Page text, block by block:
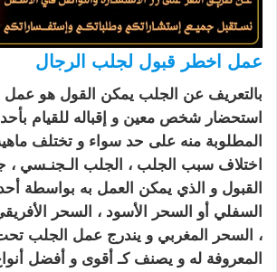
عمل اخطر قبول لجلب الرجال
بالتعريف عن الجلب يمكن القول هو عمل
استحضار شخص معين و إقباله للقيام بأحد
المطلوبة منه على حد سواء و تختلف
اختلاف سبب الجلب ، الجلب الـجنـسي ،
القبول و الذي يمكن العمل به بواسطة
السفلي أو السحر الأسود ، السحر
، السحر المغربي و يندرج عمل الجلب
المعروفة له و يصنف كـ أقوى و أفضل